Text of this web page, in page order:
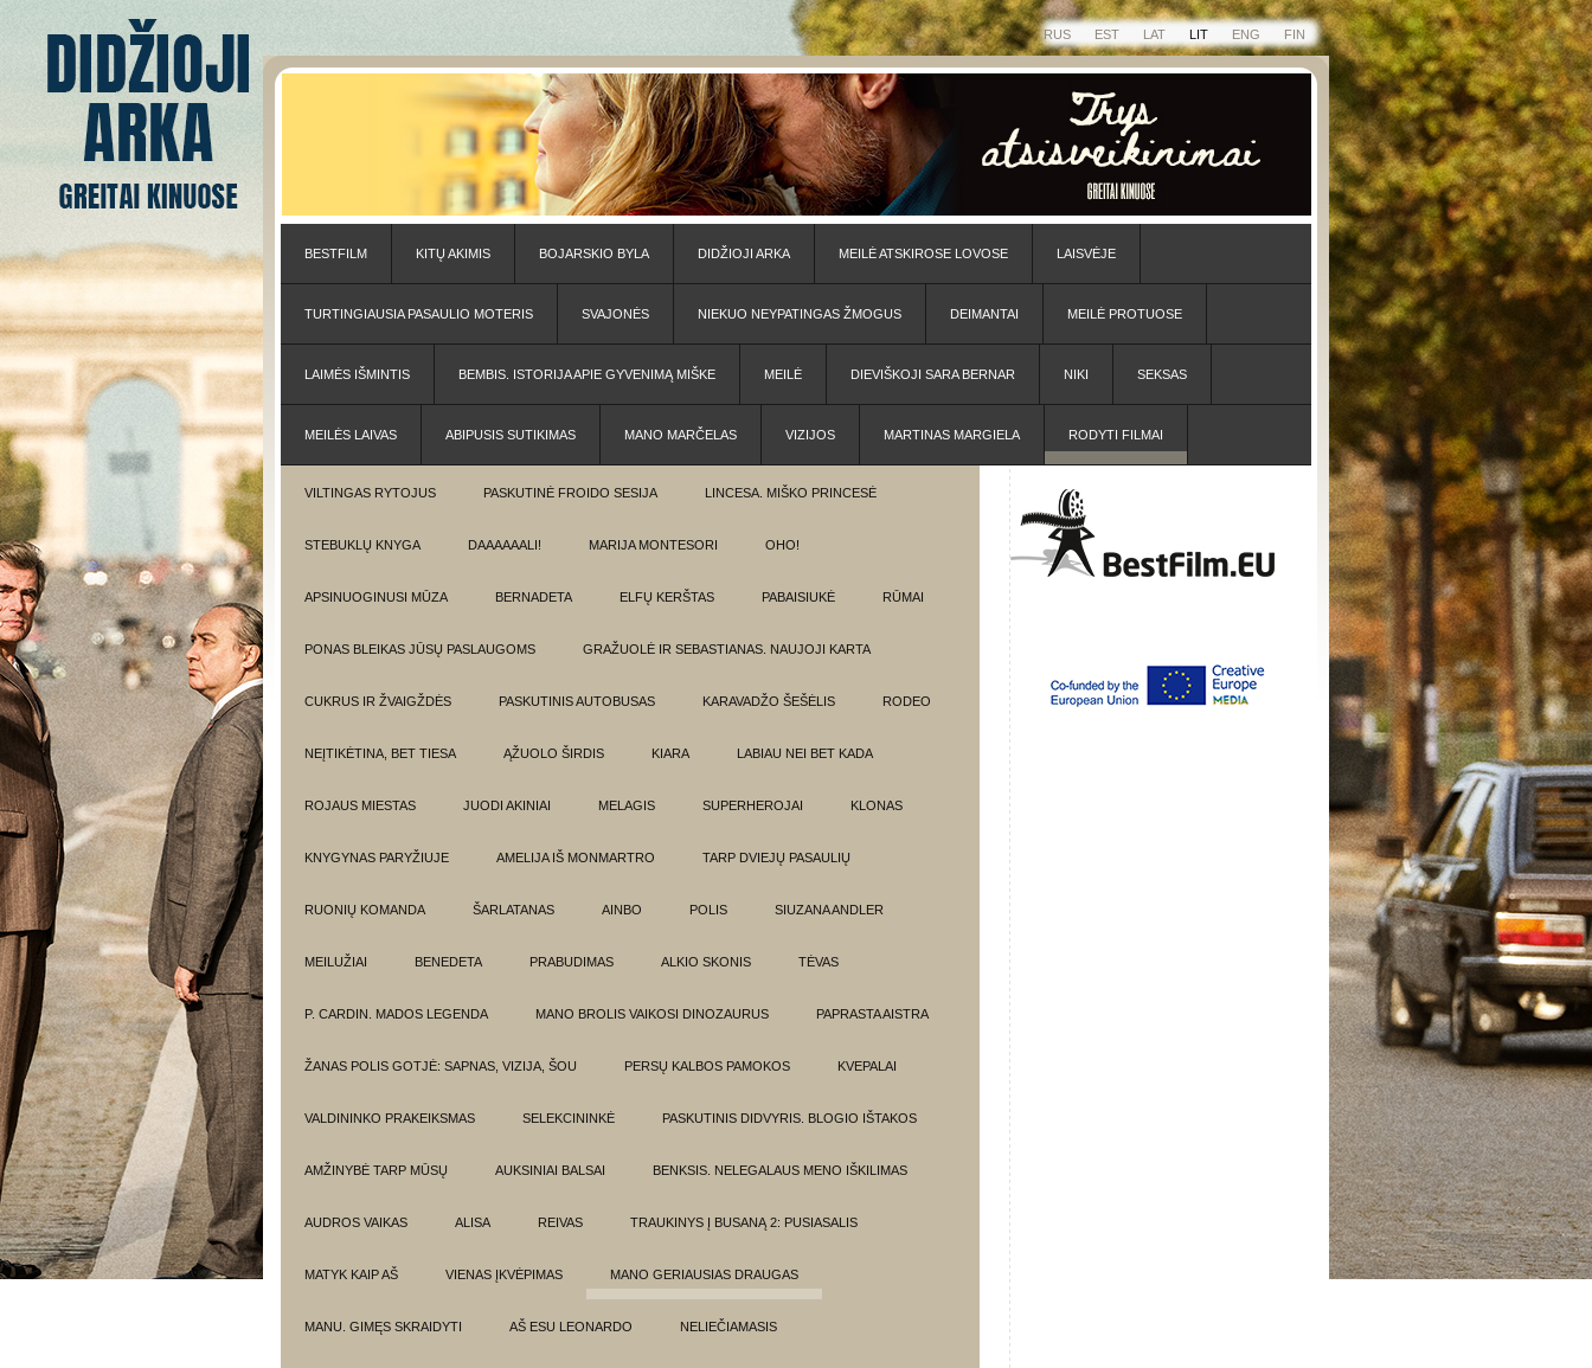
RUS EST LAT LIT ENG FIN
BESTFILM KITŲ AKIMIS BOJARSKIO BYLA DIDŽIOJI ARKA MEILĖ ATSKIROSE LOVOSE LAISVĖJE
TURTINGIAUSIA PASAULIO MOTERIS SVAJONĖS NIEKUO NEYPATINGAS ŽMOGUS DEIMANTAI MEILĖ PROTUOSE
LAIMĖS IŠMINTIS BEMBIS. ISTORIJA APIE GYVENIMĄ MIŠKE MEILĖ DIEVIŠKOJI SARA BERNAR NIKI SEKSAS
MEILĖS LAIVAS ABIPUSIS SUTIKIMAS MANO MARČELAS VIZIJOS MARTINAS MARGIELA RODYTI FILMAI
VILTINGAS RYTOJUS PASKUTINĖ FROIDO SESIJA LINCESA. MIŠKO PRINCESĖ
STEBUKLŲ KNYGA DAAAAAALI! MARIJA MONTESORI OHO!
APSINUOGINUSI MŪZA BERNADETA ELFŲ KERŠTAS PABAISIUKĖ RŪMAI
PONAS BLEIKAS JŪSŲ PASLAUGOMS GRAŽUOLĖ IR SEBASTIANAS. NAUJOJI KARTA
CUKRUS IR ŽVAIGŽDĖS PASKUTINIS AUTOBUSAS KARAVADŽO ŠEŠĖLIS RODEO
NEĮTIKĖTINA, BET TIESA ĄŽUOLO ŠIRDIS KIARA LABIAU NEI BET KADA
ROJAUS MIESTAS JUODI AKINIAI MELAGIS SUPERHEROJAI KLONAS
KNYGYNAS PARYŽIUJE AMELIJA IŠ MONMARTRO TARP DVIEJŲ PASAULIŲ
RUONIŲ KOMANDA ŠARLATANAS AINBO POLIS SIUZANA ANDLER
MEILUŽIAI BENEDETA PRABUDIMAS ALKIO SKONIS TĖVAS
P. CARDIN. MADOS LEGENDA MANO BROLIS VAIKOSI DINOZAURUS PAPRASTA AISTRA
ŽANAS POLIS GOTJĖ: SAPNAS, VIZIJA, ŠOU PERSŲ KALBOS PAMOKOS KVEPALAI
VALDININKO PRAKEIKSMAS SELEKCININKĖ PASKUTINIS DIDVYRIS. BLOGIO IŠTAKOS
AMŽINYBĖ TARP MŪSŲ AUKSINIAI BALSAI BENKSIS. NELEGALAUS MENO IŠKILIMAS
AUDROS VAIKAS ALISA REIVAS TRAUKINYS Į BUSANĄ 2: PUSIASALIS
MATYK KAIP AŠ VIENAS ĮKVĖPIMAS MANO GERIAUSIAS DRAUGAS
MANU. GIMĘS SKRAIDYTI AŠ ESU LEONARDO NELIEČIAMASIS